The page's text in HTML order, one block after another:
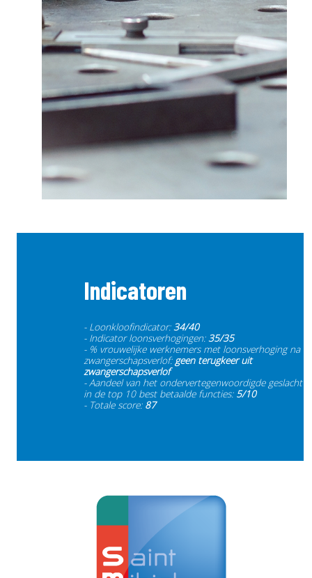
Indicatoren
- Loonkloofindicator: 34/40
- Indicator loonsverhogingen: 35/35
- % vrouwelijke werknemers met loonsverhoging na
zwangerschapsverlof: geen terugkeer uit
zwangerschapsverlof
- Aandeel van het ondervertegenwoordigde geslacht
in de top 10 best betaalde functies: 5/10
- Totale score: 87